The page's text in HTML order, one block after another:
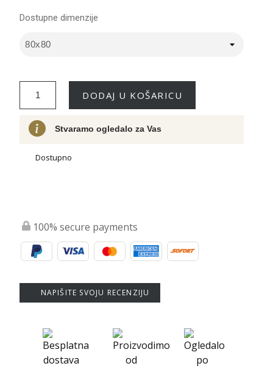
Dostupne dimenzije
DODAJ U KOŠARICU
Stvaramo ogledalo za Vas
Dostupno
100% secure payments
NAPIŠITE SVOJU RECENZIJU